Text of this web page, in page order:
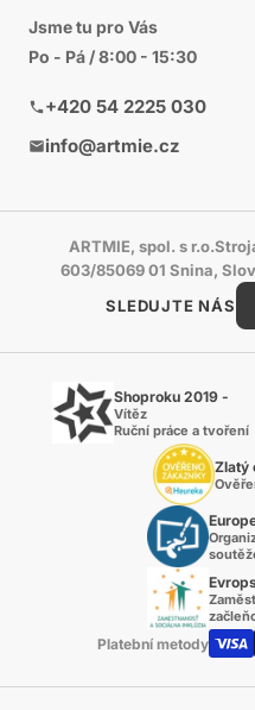
Jsme tu pro Vás
Po - Pá / 8:00 - 15:30
+420 54 2225 030
info@artmie.cz
ARTMIE, spol. s
603/85069 01 Snina,
SLEDUJTE NÁS
Shoproku 2019 -
Vítěz
Ruční práce a tvoření
Zlatý
Platební metody